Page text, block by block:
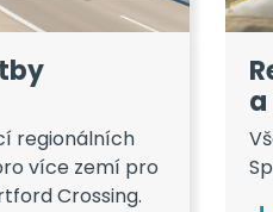
regionálních
více zemí pro
Crossing.